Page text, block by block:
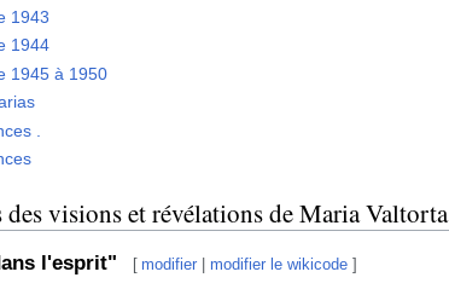
1943
1944
1945 à 1950
.
des visions et révélations de Maria Valtorta
l'esprit" [ modifier |modifier le wikicode ]